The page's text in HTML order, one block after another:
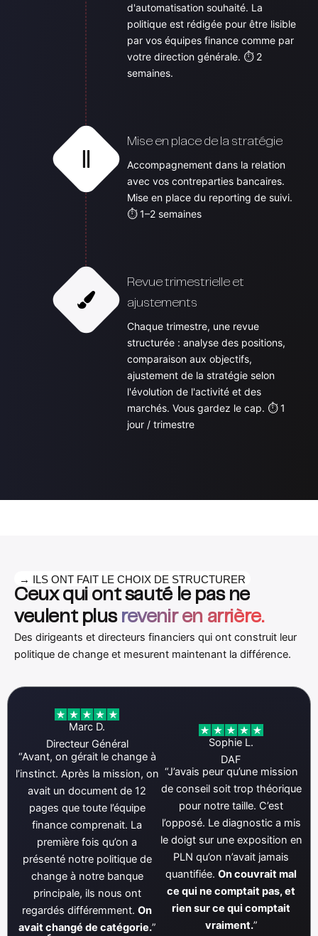
d'automatisation souhaité. La
politique est rédigée pour être lisible
par vos équipes finance comme par
votre direction générale. ⏱ 2
semaines.
Mise en place de la stratégie
Accompagnement dans la relation
avec vos contreparties bancaires.
Mise en place du reporting de suivi.
⏱ 1–2 semaines
Revue trimestrielle et
ajustements
Chaque trimestre, une revue
structurée : analyse des positions,
comparaison aux objectifs,
ajustement de la stratégie selon
l'évolution de l'activité et des
marchés. Vous gardez le cap. ⏱ 1
jour / trimestre
→ ILS ONT FAIT LE CHOIX DE STRUCTURER
Ceux qui ont sauté le pas ne
veulent plus revenir en arrière.
Des dirigeants et directeurs financiers qui ont construit leur
politique de change et mesurent maintenant la différence.
Marc D.
Directeur Général
“Avant, on gérait le change à
l’instinct. Après la mission, on
avait un document de 12
pages que toute l’équipe
finance comprenait. La
première fois qu’on a
présenté notre politique de
change à notre banque
principale, ils nous ont
regardés différemment. On
avait changé de catégorie.”
Sophie L.
DAF
“J’avais peur qu’une mission
de conseil soit trop théorique
pour notre taille. C’est
l’opposé. Le diagnostic a mis
le doigt sur une exposition en
PLN qu’on n’avait jamais
quantifiée. On couvrait mal
ce qui ne comptait pas, et
rien sur ce qui comptait
vraiment.”